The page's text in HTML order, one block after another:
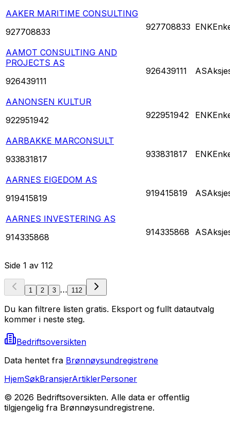
AAKER MARITIME CONSULTING
927708833
927708833 ENK
AAMOT CONSULTING AND
PROJECTS AS
926439111
926439111 AS
AANONSEN KULTUR
922951942
922951942 ENK
AARBAKKE MARCONSULT
933831817
933831817 ENK
AARNES EIGEDOM AS
919415819
919415819 AS
AARNES INVESTERING AS
914335868
914335868 AS
Side 1 av 112
1 2 3 … 112
Du kan filtrere listen gratis. Eksport og fullt datautvalg
kommer i neste steg.
Bedriftsoversikten
Data hentet fra Brønnøysundregistrene
HjemSøkBransjerArtiklerPersoner
© 2026 Bedriftsoversikten. Alle data er offentlig
tilgjengelig fra Brønnøysundregistrene.